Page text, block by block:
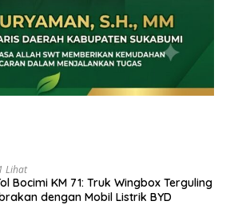
Lihat
Bocimi KM 71: Truk Wingbox Terguling
dengan Mobil Listrik BYD